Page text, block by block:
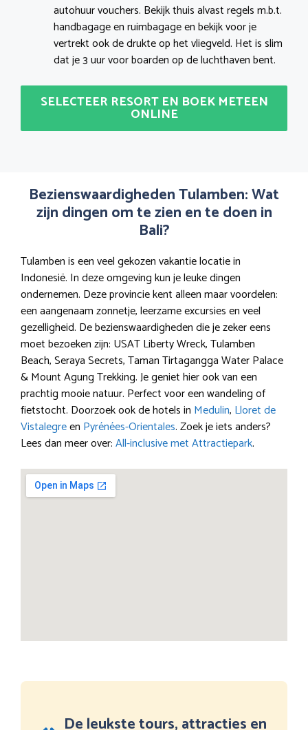
autohuur vouchers. Bekijk thuis alvast regels m.b.t.
handbagage en ruimbagage en bekijk voor je
vertrekt ook de drukte op het vliegveld. Het is slim
dat je 3 uur voor boarden op de luchthaven bent.
SELECTEER RESORT EN BOEK METEEN
ONLINE
Bezienswaardigheden Tulamben: Wat
zijn dingen om te zien en te doen in
Bali?
Tulamben is een veel gekozen vakantie locatie in
Indonesië. In deze omgeving kun je leuke dingen
ondernemen. Deze provincie kent alleen maar voordelen:
een aangenaam zonnetje, leerzame excursies en veel
gezelligheid. De bezienswaardigheden die je zeker eens
moet bezoeken zijn: USAT Liberty Wreck, Tulamben
Beach, Seraya Secrets, Taman Tirtagangga Water Palace
& Mount Agung Trekking. Je geniet hier ook van een
prachtig mooie natuur. Perfect voor een wandeling of
fietstocht. Doorzoek ook de hotels in Medulin, Lloret de
Vistalegreen Pyrénées-Orientales. Zoek je iets anders?
Lees dan meer over:All-inclusive met Attractiepark.
De leukste tours, attracties en